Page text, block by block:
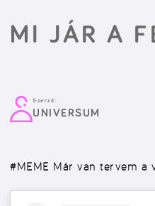
MI JÁR A
Szerző:
UNIVERSUM
#MEME Már van tervem a